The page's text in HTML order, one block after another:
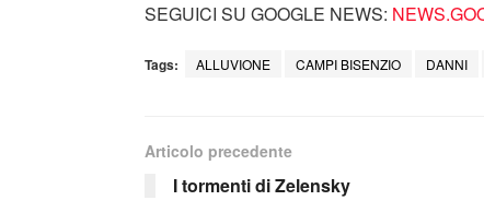
SEGUICI SU GOOGLE NEWS:
Tags: ALLUVIONE CAMPI BISENZIO DANNI
Articolo precedente
I tormenti di Zelensky